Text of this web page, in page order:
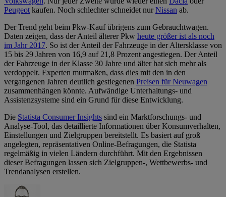
Peugeotkaufen. Noch schlechter schneidet nurNissan ab.
Der Trend geht beim Pkw-Kauf übrigens zum Gebrauchtwagen.
Daten zeigen, dass der Anteil älterer Pkw heute größer ist als noch
im Jahr 2017. So ist der Anteil der Fahrzeuge in der Altersklasse von
15 bis 29 Jahren von 16,9 auf 21,8 Prozent angestiegen. Der Anteil
der Fahrzeuge in der Klasse 30 Jahre und älter hat sich mehr als
verdoppelt. Experten mutmaßen, dass dies mit den in den
vergangenen Jahren deutlich gestiegenen Preisen für Neuwagen
zusammenhängen könnte. Aufwändige Unterhaltungs- und
Assistenzsysteme sind ein Grund für diese Entwicklung.
Die Statista Consumer Insights sind ein Marktforschungs- und
Analyse-Tool, das detaillierte Informationen über Konsumverhalten,
Einstellungen und Zielgruppen bereitstellt. Es basiert auf groß
angelegten, repräsentativen Online-Befragungen, die Statista
regelmäßig in vielen Ländern durchführt. Mit den Ergebnissen
dieser Befragungen lassen sich Zielgruppen-, Wettbewerbs- und
Trendanalysen erstellen.